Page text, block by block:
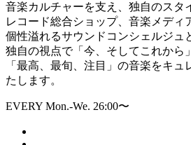
音楽カルチャーを支え、独自のスタ
レコード総合ショップ、音楽メディ
個性溢れるサウンドコンシェルジュ
独自の視点で「今、そしてこれから
「最高、最旬、注目」の音楽をキ
たします。
EVERY Mon.-We. 26:00〜